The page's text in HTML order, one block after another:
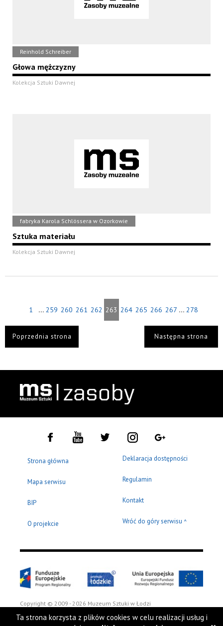
Reinhold Schreiber
Głowa mężczyzny
Kolekcja Sztuki Dawnej
fabryka Karola Schlössera w Ozorkowie
Sztuka materiału
Kolekcja Sztuki Dawnej
1 ... 259 260 261 262 263 264 265 266 267 ... 278
Poprzednia strona Następna strona
Strona główna
Mapa serwisu
BIP
O projekcie
Deklaracja dostępności
Regulamin
Kontakt
Wróć do góry serwisu ^
Copyright © 2009 - 2026 Muzeum Sztuki w Łodzi
Ta strona korzysta z plików cookies w celu realizacji usług i